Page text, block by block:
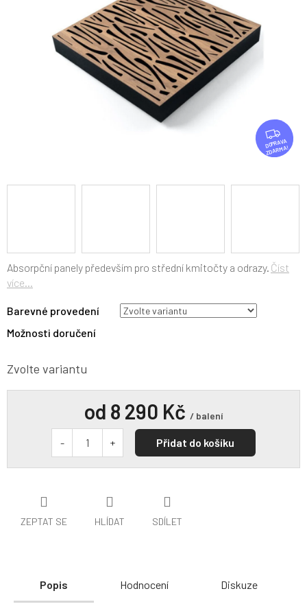
Z
D
A
M
ZDARMA
Zvolte variantu
Barevné provedení
Možnosti doručení
Absorpční panely především pro střední kmitočty a odrazy. Číst
více...
ZEPTAT SE HLÍDAT SDÍLET
od 8 290 Kč / balení
Přidat do košíku
Popis Hodnocení Diskuze